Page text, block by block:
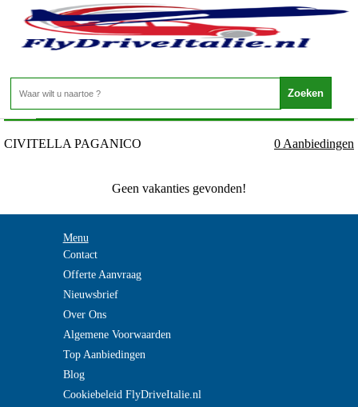
Italie - TOSCANE - CIVITELLA PAGANICO
Home>
CIVITELLA PAGANICO 0 Aanbiedingen
Geen vakanties gevonden!
Menu
Contact
Offerte Aanvraag
Nieuwsbrief
Over Ons
Algemene Voorwaarden
Top Aanbiedingen
Blog
Cookiebeleid FlyDriveItalie.nl